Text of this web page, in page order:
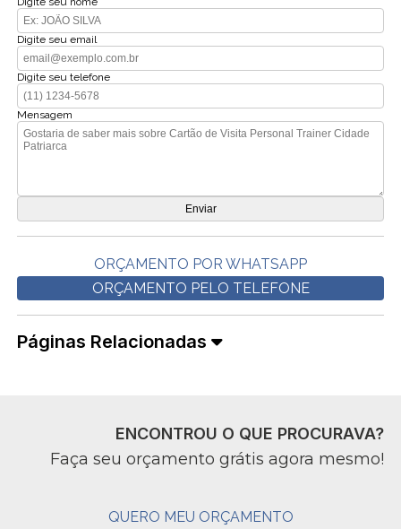
Digite seu email
Digite seu telefone
Mensagem
ORÇAMENTO POR WHATSAPP
ORÇAMENTO PELO TELEFONE
Páginas Relacionadas
ENCONTROU O QUE PROCURAVA?
Faça seu orçamento grátis agora mesmo!
QUERO MEU ORÇAMENTO